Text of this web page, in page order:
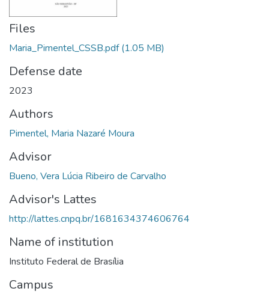
Files
Maria_Pimentel_CSSB.pdf(1.05 MB)
Defense date
2023
Authors
Pimentel, Maria Nazaré Moura
Advisor
Bueno, Vera Lúcia Ribeiro de Carvalho
Advisor's Lattes
http://lattes.cnpq.br/1681634374606764
Name of institution
Instituto Federal de Brasília
Campus